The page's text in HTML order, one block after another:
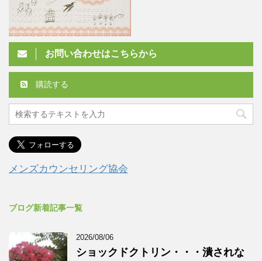
お問い合わせはこちらから
購読する
メンズカウンセリング協会
ブログ新着記事一覧
2026/08/06
ショックドクトリン・・・潰されな